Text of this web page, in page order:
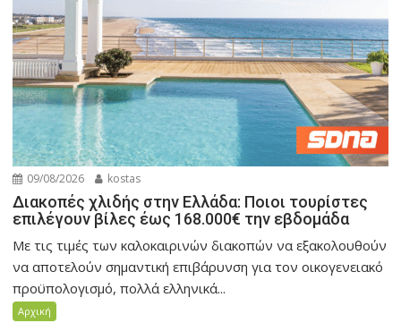
09/08/2026 kostas
Διακοπές χλιδής στην Ελλάδα: Ποιοι τουρίστες
επιλέγουν βίλες έως 168.000€ την εβδομάδα
Με τις τιμές των καλοκαιρινών διακοπών να εξακολουθούν
να αποτελούν σημαντική επιβάρυνση για τον οικογενειακό
προϋπολογισμό, πολλά ελληνικά...
Αρχική